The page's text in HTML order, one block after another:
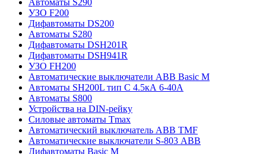
Автоматы S290
УЗО F200
Дифавтоматы DS200
Автоматы S280
Дифавтоматы DSH201R
Дифавтоматы DSH941R
УЗО FH200
Автоматические выключатели ABB Basic M
Автоматы SH200L тип С 4.5кА 6-40А
Автоматы S800
Устройства на DIN-рейку
Силовые автоматы Tmax
Автоматический выключатель ABB TMF
Автоматические выключатели S-803 АВВ
Дифавтоматы Basic M